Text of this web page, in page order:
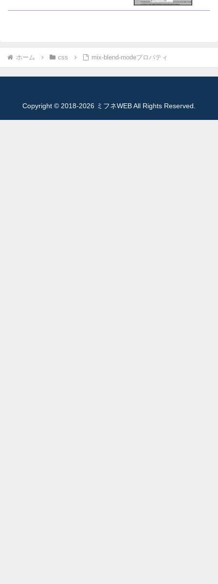
ホーム css mix-blend-modeプロパティ
Copyright © 2018-2026 ミフネWEB All Rights Reserved.